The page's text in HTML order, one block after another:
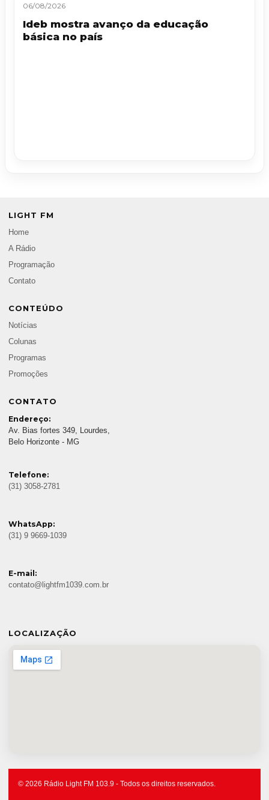
06/08/2026
Ideb mostra avanço da educação
básica no país
LIGHT FM
Home
A Rádio
Programação
Contato
CONTEÚDO
Notícias
Colunas
Programas
Promoções
CONTATO
Endereço:
Av. Bias fortes 349, Lourdes,
Belo Horizonte - MG
Telefone:
(31) 3058-2781
WhatsApp:
(31) 9 9669-1039
E-mail:
contato@lightfm1039.com.br
LOCALIZAÇÃO
© 2026 Rádio Light FM 103.9 - Todos os direitos reservados.